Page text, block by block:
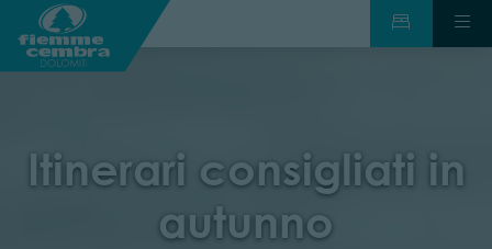
Itinerari consigliati in
autunno